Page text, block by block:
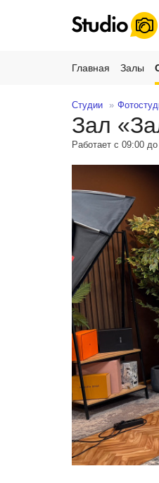
Главная Залы
Студии
Зал
Работает с 09:00